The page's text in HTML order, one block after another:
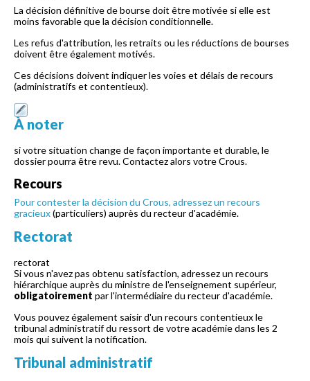
La décision définitive de bourse doit être motivée si elle est
moins favorable que la décision conditionnelle.
Les refus d'attribution, les retraits ou les réductions de bourses
doivent être également motivés.
Ces décisions doivent indiquer les voies et délais de recours
(administratifs et contentieux).
À noter
si votre situation change de façon importante et durable, le
dossier pourra être revu. Contactez alors votre Crous.
Recours
Pour contester la décision du Crous, adressez un recours
gracieux(particuliers) auprès du recteur d'académie.
Rectorat
rectorat
Si vous n'avez pas obtenu satisfaction, adressez un recours
hiérarchique auprès du ministre de l'enseignement supérieur,
obligatoirement par l'intermédiaire du recteur d'académie.
Vous pouvez également saisir d'un recours contentieux le
tribunal administratif du ressort de votre académie dans les 2
mois qui suivent la notification.
Tribunal administratif